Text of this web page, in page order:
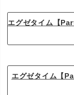
エグゼタイム【
エグゼタイム【